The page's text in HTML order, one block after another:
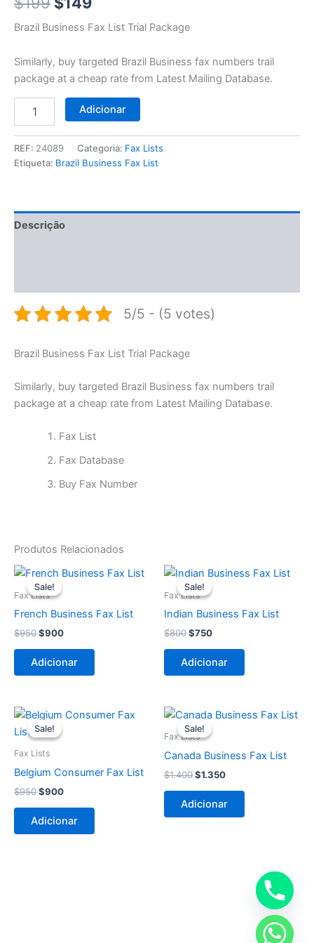
Brazil Business Fax List Trial Package
Similarly, buy targeted Brazil Business fax numbers trail
package at a cheap rate from Latest Mailing Database.
Adicionar
REF: 24089 Categoria: Fax Lists
Etiqueta: Brazil Business Fax List
Descrição
5/5 - (5 votes)
Brazil Business Fax List Trial Package
Similarly, buy targeted Brazil Business fax numbers trail
package at a cheap rate from Latest Mailing Database.
Fax List
Fax Database
Buy Fax Number
Produtos Relacionados
Sale!
Sale!
Fax Lists
French Business Fax List
$950
O
preço
original
$950.
$900
O
$900.
Adicionar
Sale!
Sale!
Fax Lists
Indian Business Fax List
$800
O
preço
original
$800.
$750
O
atual
$750.
Adicionar
Sale!
Sale!
Fax Lists
Belgium Consumer Fax List
$950
O
preço
original
$950.
$900
O
Adicionar
Sale!
Sale!
Fax Lists
Canada Business Fax List
$1.400
O
preço
original
$1.400.
$1.350
O
$1.350.
Adicionar